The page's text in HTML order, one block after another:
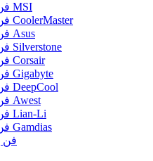
فن پردازنده MSI
فن پردازنده CoolerMaster
فن پردازنده Asus
فن پردازنده Silverstone
فن پردازنده Corsair
فن پردازنده Gigabyte
فن پردازنده DeepCool
فن پردازنده Awest
فن پردازنده Lian-Li
فن پردازنده Gamdias
فن